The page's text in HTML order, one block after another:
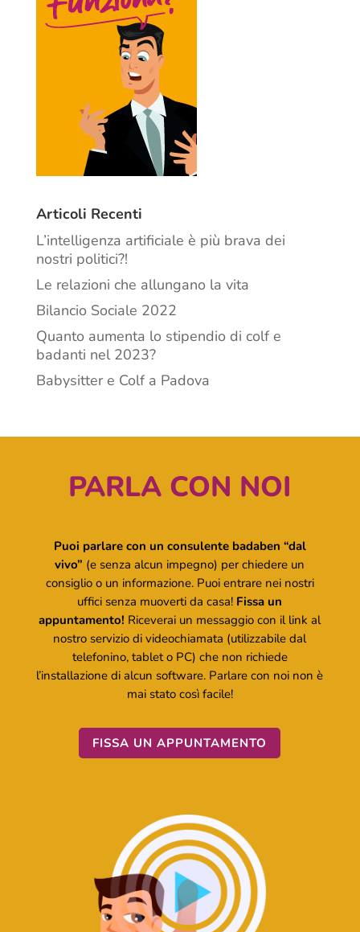
Articoli Recenti
L’intelligenza artificiale è più brava dei
nostri politici?!
Le relazioni che allungano la vita
Bilancio Sociale 2022
Quanto aumenta lo stipendio di colf e
badanti nel 2023?
Babysitter e Colf a Padova
PARLA CON NOI
Puoi parlare con un consulente badaben “dal
vivo” (e senza alcun impegno) per chiedere un
consiglio o un informazione. Puoi entrare nei nostri
uffici senza muoverti da casa! Fissa un
appuntamento! Riceverai un messaggio con il link al
nostro servizio di videochiamata (utilizzabile dal
telefonino, tablet o PC) che non richiede
l’installazione di alcun software. Parlare con noi non è
mai stato così facile!
FISSA UN APPUNTAMENTO